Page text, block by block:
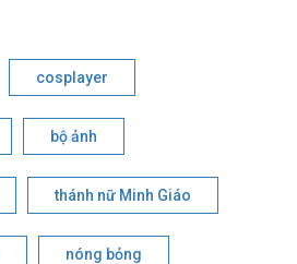
cosplayer
bộ ảnh
thánh nữ Minh Giáo
nóng bỏng